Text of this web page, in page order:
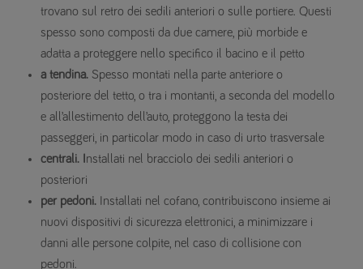
trovano sul retro dei sedili anteriori o sulle portiere. Questi
spesso sono composti da due camere, più morbide e
adatta a proteggere nello specifico il bacino e il petto
a tendina. Spesso montati nella parte anteriore o
posteriore del tetto, o tra i montanti, a seconda del modello
e all’allestimento dell’auto, proteggono la testa dei
passeggeri, in particolar modo in caso di urto trasversale
centrali. I nstallati nel bracciolo dei sedili anteriori o
posteriori
per pedoni. Installati nel cofano, contribuiscono insieme ai
nuovi dispositivi di sicurezza elettronici, a minimizzare i
danni alle persone colpite, nel caso di collisione con
pedoni.